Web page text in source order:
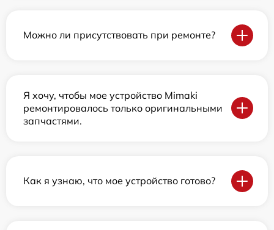
Можно ли присутствовать при ремонте?
Я хочу, чтобы мое устройство Mimaki
ремонтировалось только оригинальными
запчастями.
Как я узнаю, что мое устройство готово?